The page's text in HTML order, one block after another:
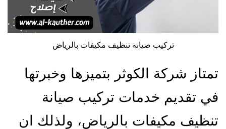
تركيب صيانة تنظيف مكيفات بالرياض
تمتاز شركة الكوثر بتميزها وخبرتها
في تقديم خدمات تركيب صيانة
تنظيف مكيفات بالرياض، ولذلك ان